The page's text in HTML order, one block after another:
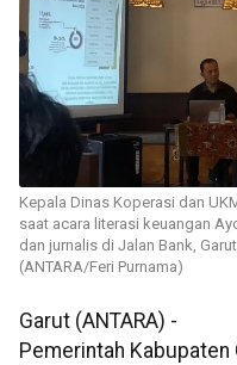
Kepala Dinas Koperasi dan
saat acara literasi keuangan
dan jurnalis di Jalan Bank,
(ANTARA/Feri Purnama)
Garut (ANTARA) -
Pemerintah